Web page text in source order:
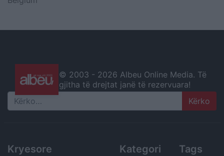
© 2003 - 2026 Albeu Online Media. Të
gjitha të drejtat janë të rezervuara!
Search
Kryesore Kategori Tags